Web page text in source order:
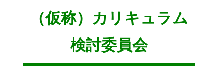
（仮称）カリキュラム
検討委員会